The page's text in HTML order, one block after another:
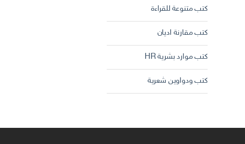
كتب متنوعة للقراءة
كتب مقارنة اديان
كتب موارد بشرية HR
كتب ودواوين شعرية